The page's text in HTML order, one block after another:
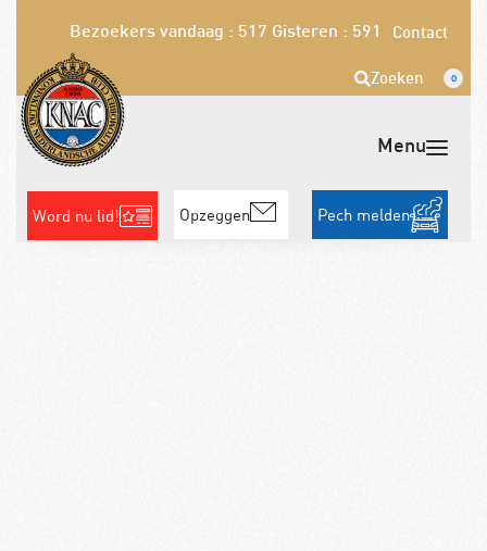
Bezoekers vandaag : 517 Gisteren : 591 Contact
Zoeken 0
Word nu lid! Opzeggen Pech melden